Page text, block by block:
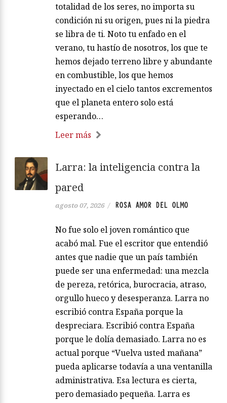
totalidad de los seres, no importa su
condición ni su origen, pues ni la piedra
se libra de ti. Noto tu enfado en el
verano, tu hastío de nosotros, los que te
hemos dejado terreno libre y abundante
en combustible, los que hemos
inyectado en el cielo tantos excrementos
que el planeta entero solo está
esperando…
Leer más
Larra: la inteligencia contra la
pared
agosto 07, 2026 / ROSA AMOR DEL OLMO
No fue solo el joven romántico que
acabó mal. Fue el escritor que entendió
antes que nadie que un país también
puede ser una enfermedad: una mezcla
de pereza, retórica, burocracia, atraso,
orgullo hueco y desesperanza. Larra no
escribió contra España porque la
despreciara. Escribió contra España
porque le dolía demasiado. Larra no es
actual porque “Vuelva usted mañana”
pueda aplicarse todavía a una ventanilla
administrativa. Esa lectura es cierta,
pero demasiado pequeña. Larra es